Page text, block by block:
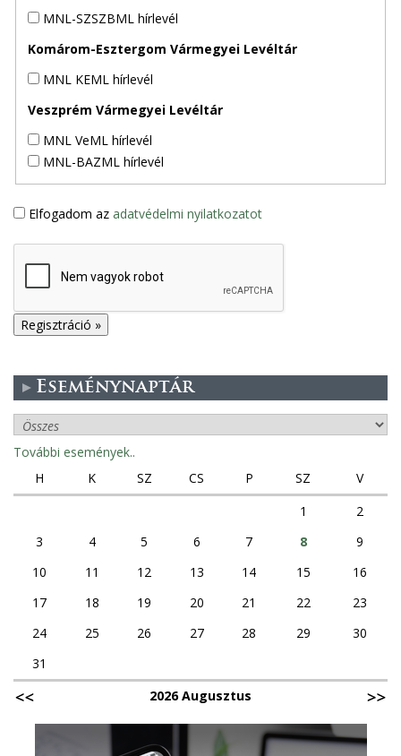
MNL-SZSZBML hírlevél
Komárom-Esztergom Vármegyei Levéltár
MNL KEML hírlevél
Veszprém Vármegyei Levéltár
MNL VeML hírlevél
MNL-BAZML hírlevél
Elfogadom az adatvédelmi nyilatkozatot
Eseménynaptár
További események..
H
K SZ CS P SZ
V
1
2
3
4 5 6 7 8
9
10
11 12 13 14 15
16
17
18 19 20 21 22
23
24
25 26 27 28 29
30
31
2026 Augusztus